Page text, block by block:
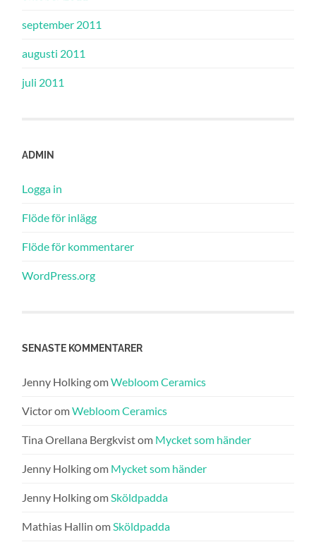
september 2011
augusti 2011
juli 2011
ADMIN
Logga in
Flöde för inlägg
Flöde för kommentarer
WordPress.org
SENASTE KOMMENTARER
Jenny HolkingomWebloom Ceramics
VictoromWebloom Ceramics
Tina Orellana Bergkvistom Mycket som händer
Jenny Holkingom Mycket som händer
Jenny HolkingomSköldpadda
Mathias Hallin omSköldpadda